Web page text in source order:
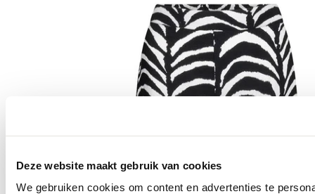
Deze website maakt gebruik van cookies
We gebruiken cookies om content en advertenties te